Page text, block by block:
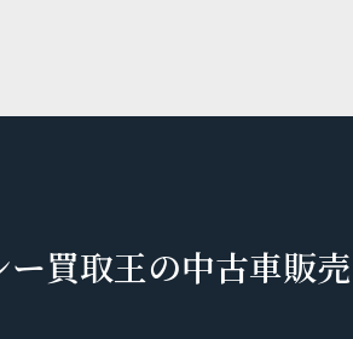
ー買取王の中古車販